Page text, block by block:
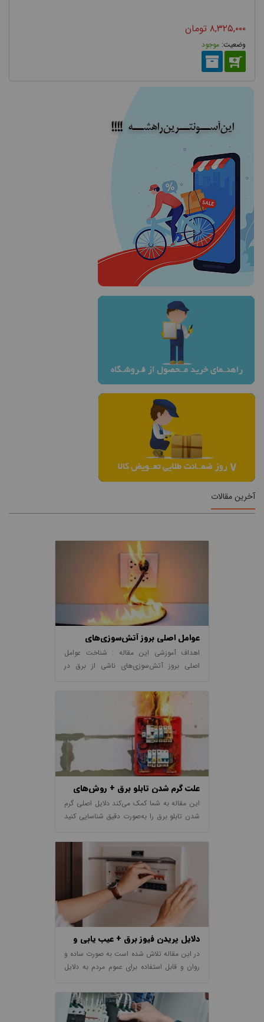
۸,۳۲۵,۰۰۰ تومان
موجود
آخرین مقالات
عوامل اصلی بروز آتش‌سوزی‌های
الکتریکی و راه های پیشگیری
اهداف آموزشی این مقاله : شناخت عوامل
اصلی بروز آتش‌سوزی‌های ناشی از برق در
علت گرم شدن تابلو برق + روش‌های
تخصصی رفع آن
این مقاله به شما کمک می‌کند دلایل اصلی گرم
شدن تابلو برق را به‌صورت دقیق شناسایی کنید
برای کاهش دما و افزایش عمر تجهیزات آشنا
دلایل پریدن فیوز برق + عیب یابی و
رفع آن
در این مقاله تلاش شده است به صورت ساده و
روان و قابل استفاده برای عموم مردم به دلایل
آن بپردازیم.